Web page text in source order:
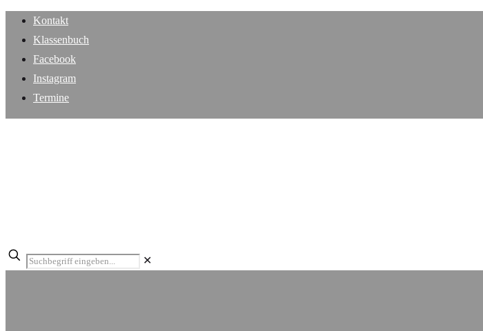
Kontakt
Klassenbuch
Facebook
Instagram
Termine
✕